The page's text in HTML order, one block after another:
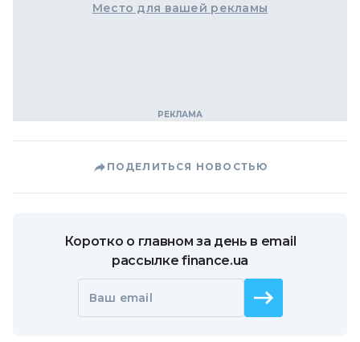
Место для вашей рекламы
ПОДЕЛИТЬСЯ НОВОСТЬЮ
Коротко о главном за день в email
рассылке finance.ua
Ваш email